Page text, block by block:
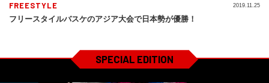
FREESTYLE
フリースタイルバスケのアジア大会で日本勢が優勝！
2019.11.25
SPECIAL EDITION